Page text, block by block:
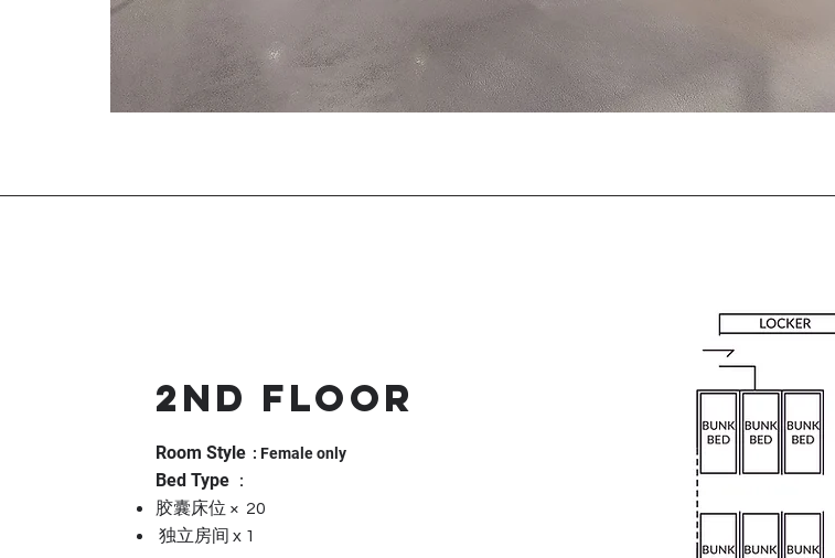
2ND FLOOR
Room Style : Female only
Bed Type ：
胶囊床位 × 20
独立房间 x 1